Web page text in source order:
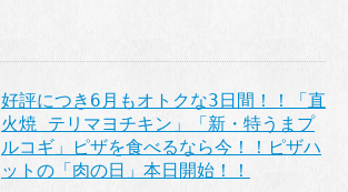
好評につき6月もオトクな3日間！！「直
火焼 テリマヨチキン」「新・特うまプ
ルコギ」ピザを食べるなら今！！ピザハ
ットの「肉の日」本日開始！！